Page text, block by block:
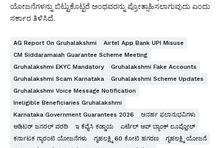
ಯೋಜನೆಗಳನ್ನು ಬಿಟ್ಟುಕೊಟ್ಟರೆ ಅಂಥವರನ್ನು ಪ್ರೋತ್ಸಾಹಿಸಲಾಗುವುದು ಎಂದು
ಸರ್ಕಾರ ತಿಳಿಸಿದೆ.
AG Report On Gruhalakshmi
Airtel App Bank UPI Misuse
CM Siddaramaiah Guarantee Scheme Meeting
Gruhalakshmi EKYC Mandatory
Gruhalakshmi Fake Accounts
Gruhalakshmi Scam Karnataka
Gruhalakshmi Scheme Updates
Gruhalakshmi Voice Message Notification
Ineligible Beneficiaries Gruhalakshmi
Karnataka Government Guarantees 2026
ಅನರ್ಹ ಫಲಾನುಭವಿಗಳು
ಆಡಿಟರ್ ಜನರಲ್ ವರದಿ
ಇ ಕೆವೈಸಿ ಕಡ್ಡಾಯ
ಏರ್ಟೆಲ್ ಆಪ್ ಬ್ಯಾಂಕ್ ಲೂಪ್ಹೋಲ್
ಕರ್ನಾಟಕ ಗ್ಯಾರಂಟಿ ಯೋಜನೆಗಳು
ಗೃಹಲಕ್ಷ್ಮಿ 60 ಕೋಟಿ ಹಗರಣ
ಗೃಹಲಕ್ಷ್ಮಿ ಯೋಜನೆ